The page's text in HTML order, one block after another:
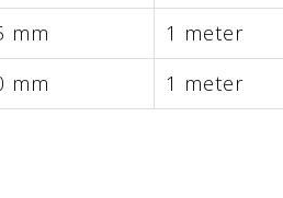
mm 1 meter
mm 1 meter